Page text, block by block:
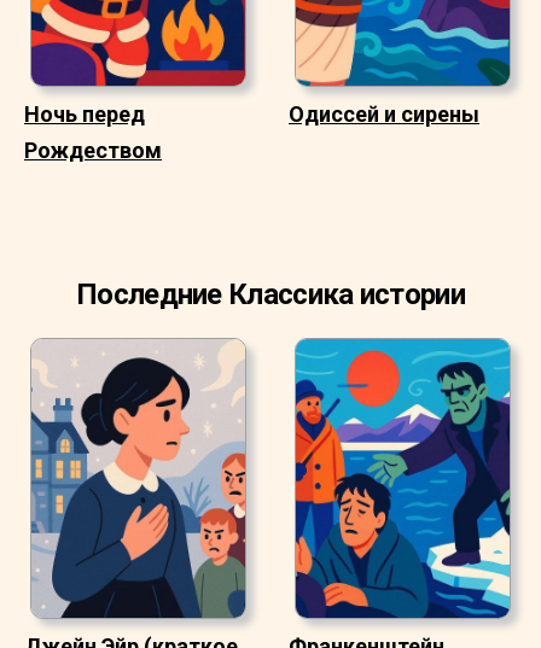
Ночь перед
Рождеством
Одиссей и сирены
Последние Классика истории